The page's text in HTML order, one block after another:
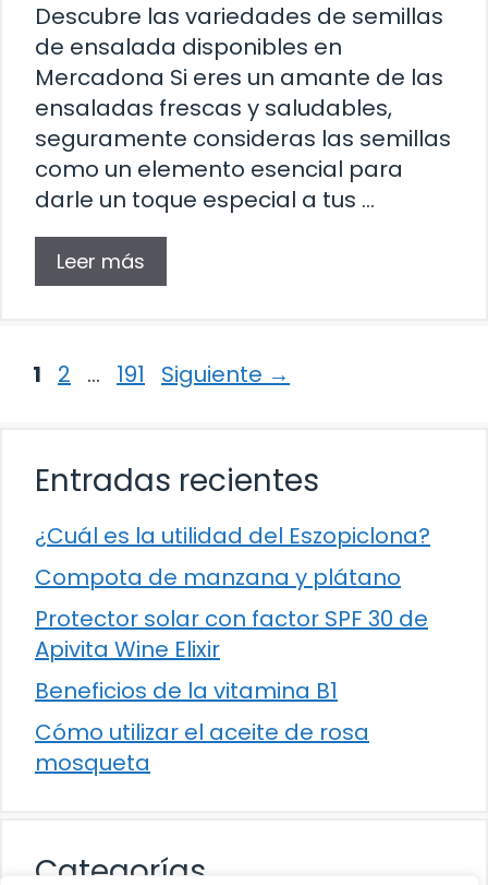
Descubre las variedades de semillas
de ensalada disponibles en
Mercadona Si eres un amante de las
ensaladas frescas y saludables,
seguramente consideras las semillas
como un elemento esencial para
darle un toque especial a tus …
Leer más
Página
1 Página
2 … Página
191 Siguiente →
Entradas recientes
¿Cuál es la utilidad del Eszopiclona?
Compota de manzana y plátano
Protector solar con factor SPF 30 de
Apivita Wine Elixir
Beneficios de la vitamina B1
Cómo utilizar el aceite de rosa
mosqueta
Categorías